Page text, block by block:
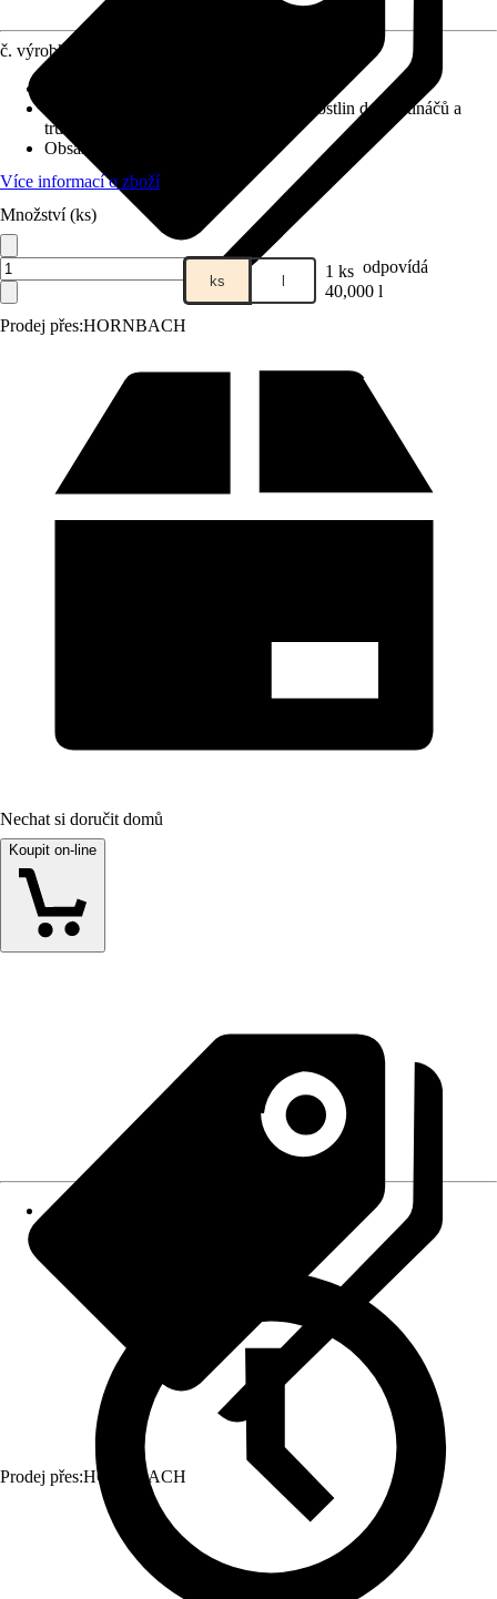
Prodej přes:HORNBACH
č. výrobku
Osázení, Pěstování, Výsadba rostlin do květináčů a
truhlíků, Výsadba zahradních rostlin
Obsah
Více informací o zboží
Množství (ks)
ks l 1 ks odpovídá
40,000 l
Nechat si doručit domů
Koupit on-line
Prodej přes:HORNBACH